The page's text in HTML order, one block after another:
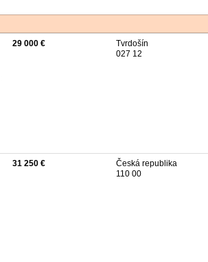
29 000 €
Tvrdošín
027 12
31 250 €
Česká republika
110 00